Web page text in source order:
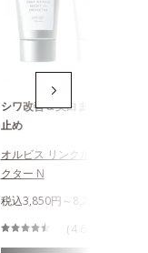
シワ改善＆美白まで叶える薬
止め
オルビス リンクルブライト
クター N
税込3,850円～8,280円
（4.64 / 864件）